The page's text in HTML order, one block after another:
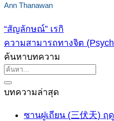
Ann Thanawan
“สัญลักษณ์” เรกิ
ความสามารถทางจิต
ค้นหาบทความ
บทความล่าสุด
ซานฝูเถียน (三伏天)